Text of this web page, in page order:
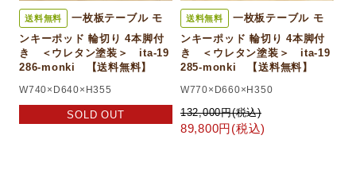
送料無料
一枚板テーブル モ
ンキーポッド 輪切り 4本脚付
き ＜ウレタン塗装＞ ita-19
286-monki 【送料無料】
W740×D640×H355
SOLD OUT
送料無料
一枚板テーブル モ
ンキーポッド 輪切り 4本脚付
き ＜ウレタン塗装＞ ita-19
285-monki 【送料無料】
W770×D660×H350
132,000円(税込)
89,800円(税込)